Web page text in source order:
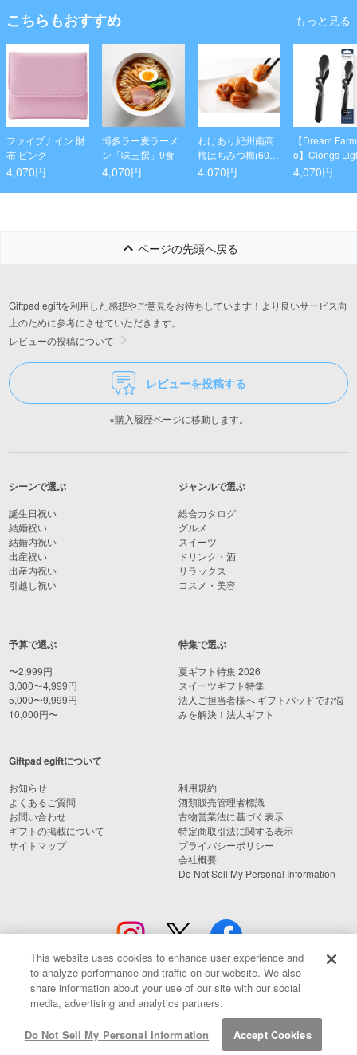
こちらもおすすめ もっと見る
ファイブナイン 財
布 ピンク
4,070円
博多ラー麦ラーメ
ン「味三撰」9食
4,070円
わけあり紀州南高
梅はちみつ梅(600
g)
4,070円
【Dream
o】Clongs
ングBlack
4,070円
ページの先頭へ戻る
Giftpad egiftを利用した感想やご意見をお待ちしています！より良いサービス向
上のために参考にさせていただきます。
レビューの投稿について
レビューを投稿する
※購入履歴ページに移動します。
シーンで選ぶ
誕生日祝い
結婚祝い
結婚内祝い
出産祝い
出産内祝い
引越し祝い
予算で選ぶ
〜2,999円
3,000〜4,999円
5,000〜9,999円
10,000円〜
ジャンルで選ぶ
総合カタログ
グルメ
スイーツ
ドリンク・酒
リラックス
コスメ・美容
特集で選ぶ
夏ギフト特集 2026
スイーツギフト特集
法人ご担当者様へ ギフトパッドでお悩
みを解決！法人ギフト
Giftpad egiftについて
お知らせ
よくあるご質問
お問い合わせ
ギフトの掲載について
サイトマップ
利用規約
酒類販売管理者標識
古物営業法に基づく表示
特定商取引法に関する表示
プライバシーポリシー
会社概要
Do Not Sell My Personal Information
© Giftpad Co., Ltd.
This website uses cookies to enhance user experience and
to analyze performance and traffic on our website. We also
share information about your use of our site with our social
media, advertising and analytics partners.
Do Not Sell My Personal Information Accept Cookies